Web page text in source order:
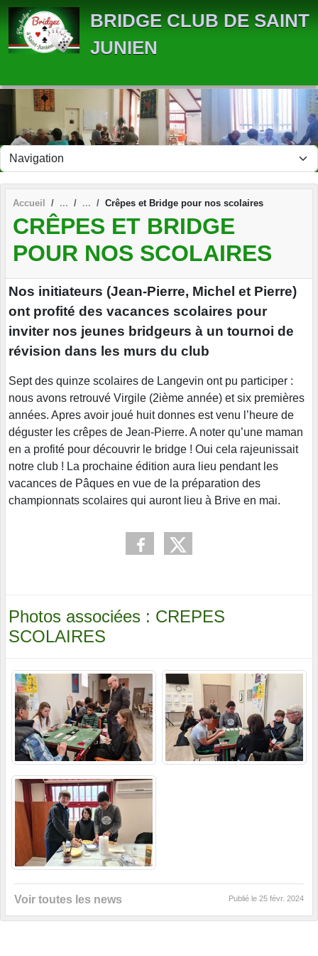
BRIDGE CLUB DE SAINT
JUNIEN
Accueil Crêpes et Bridge pour nos scolaires
CRÊPES ET BRIDGE
POUR NOS SCOLAIRES
Nos initiateurs (Jean-Pierre, Michel et Pierre)
ont profité des vacances scolaires pour
inviter nos jeunes bridgeurs à un tournoi de
révision dans les murs du club
Sept des quinze scolaires de Langevin ont pu participer :
nous avons retrouvé Virgile (2ième année) et six premières
années. Apres avoir joué huit donnes est venu l’heure de
déguster les crêpes de Jean-Pierre. A noter qu’une maman
en a profité pour découvrir le bridge ! Oui cela rajeunissait
notre club ! La prochaine édition aura lieu pendant les
vacances de Pâques en vue de la préparation des
championnats scolaires qui auront lieu à Brive en mai.
Photos associées : CREPES
SCOLAIRES
Voir toutes les news Publié le 25 févr. 2024
Panneau de gestion des cookies